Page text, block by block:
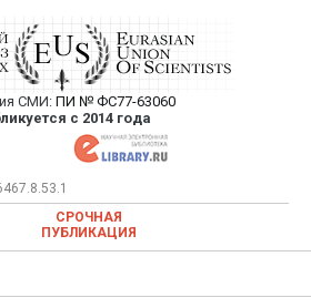
Союз Ученых —
научных статей в
научном журнале
СМИ: ПИ № ФС77-63060
с 2014 года
— публикация научных статей в
научном журнале
СРОЧНАЯ
ПУБЛИКАЦИЯ